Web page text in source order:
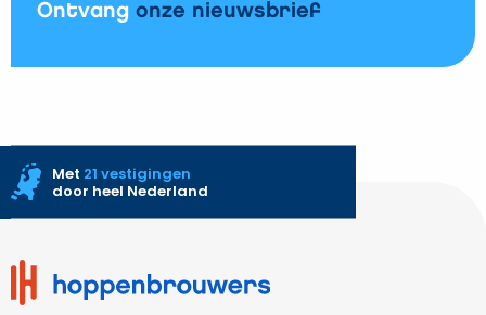
Ontvang onze nieuwsbrief
Site
Met 21 vestigingen
door heel Nederland